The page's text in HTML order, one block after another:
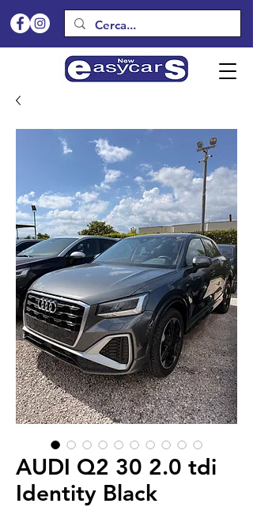
AUDI Q2 30 2.0 tdi
Identity Black